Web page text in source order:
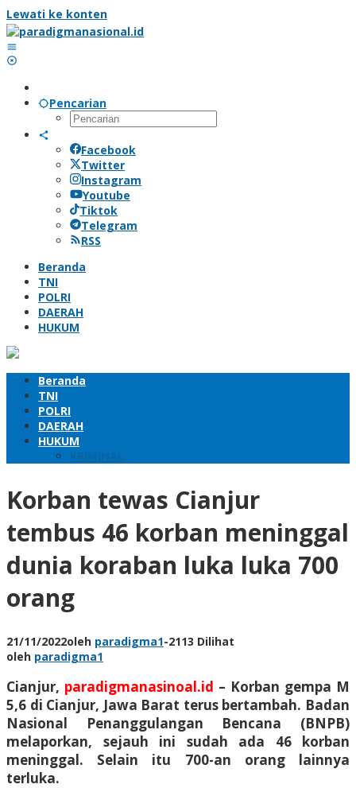
Lewati ke konten
Pencarian
Facebook
Twitter
Instagram
Youtube
Tiktok
Telegram
RSS
Beranda
TNI
POLRI
DAERAH
HUKUM
Beranda
TNI
POLRI
DAERAH
HUKUM
KRIMINAL
Korban tewas Cianjur
tembus 46 korban meninggal
dunia koraban luka luka 700
orang
21/11/2022oleh paradigma1-2113 Dilihat
oleh paradigma1
Cianjur, paradigmanasinoal.id – Korban gempa M
5,6 di Cianjur, Jawa Barat terus bertambah. Badan
Nasional Penanggulangan Bencana (BNPB)
melaporkan, sejauh ini sudah ada 46 korban
meninggal. Selain itu 700-an orang lainnya
terluka.